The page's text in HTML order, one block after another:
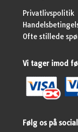
Privatlivspolitik
Ofte stillede
Vi tager imod
Følg os på